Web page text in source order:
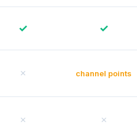
✓ ✓
✗ channel points
✗ ✗